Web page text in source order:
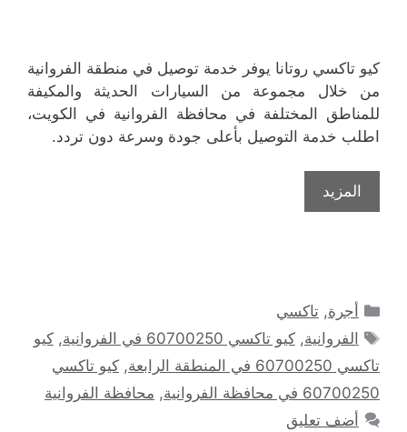
كيو تاكسي روتانا يوفر خدمة توصيل في منطقة الفروانية
من خلال مجموعة من السيارات الحديثة والمكيفة
للمناطق المختلفة في محافظة الفروانية في الكويت،
اطلب خدمة التوصيل بأعلى جودة وسرعة دون تردد.
المزيد
التصنيفات
أجرة,تاكسي
الوسوم
الفروانية,كيو تاكسي 60700250 في الفروانية ,كيو
تاكسي 60700250 في المنطقة الرابعة
, كيو تاكسي
60700250 في محافظة الفروانية
, محافظة الفروانية
أضف تعليق